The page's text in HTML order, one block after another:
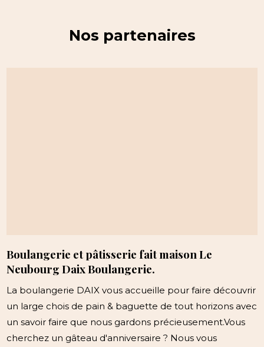
Nos partenaires
Boulangerie et pâtisserie fait maison Le
Neubourg Daix Boulangerie.
La boulangerie DAIX vous accueille pour faire découvrir
un large chois de pain & baguette de tout horizons avec
un savoir faire que nous gardons précieusement.Vous
cherchez un gâteau d'anniversaire ? Nous vous